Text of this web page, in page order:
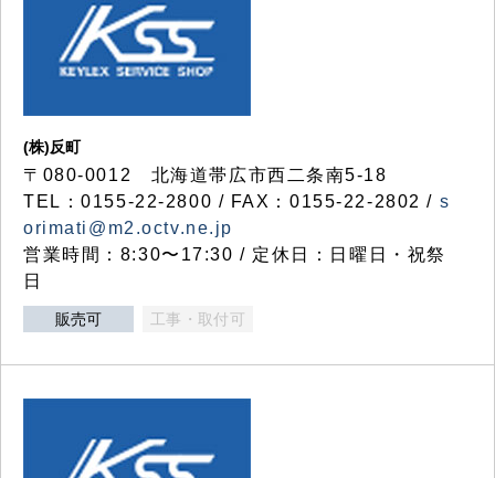
(株)反町
〒080-0012 北海道帯広市西二条南5-18
TEL：0155-22-2800 / FAX：0155-22-2802 / s
orimati@m2.octv.ne.jp
営業時間：8:30〜17:30 / 定休日：日曜日・祝祭
日
販売可 工事・取付可